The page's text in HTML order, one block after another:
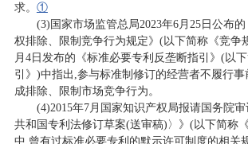
求。 ①
(3)国家市场监管总局2023年6月25日公布
权排除、限制竞争行为规定》(以下简称《竞争
月4日发布的《标准必要专利反垄断指引》(以
引》)中指出,参与标准制修订的经营者不履行
成排除、限制市场竞争行为。
(4)2015年7月国家知识产权局报请国务院
共和国专利法修订草案(送审稿)〉》(以下简称
中,曾有过标准必要专利的默示许可制度的相关